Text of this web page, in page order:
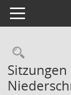
Toggle navigation